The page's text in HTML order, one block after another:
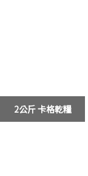
2公斤 卡格乾糧